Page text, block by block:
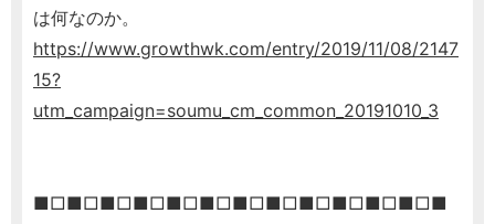
は何なのか。
https://www.growthwk.com/entry/2019/11/08/2147
15?
utm_campaign=soumu_cm_common_20191010_3
■□■□■□■□■□■□■□■□■□■□■□■□■